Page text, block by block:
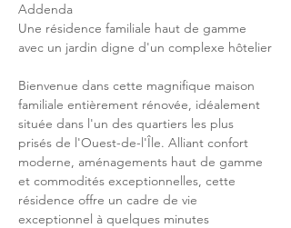
Addenda
Une résidence familiale haut de gamme
avec un jardin digne d'un complexe hôtelier
Bienvenue dans cette magnifique maison
familiale entièrement rénovée, idéalement
située dans l'un des quartiers les plus
prisés de l'Ouest-de-l'Île. Alliant confort
moderne, aménagements haut de gamme
et commodités exceptionnelles, cette
résidence offre un cadre de vie
exceptionnel à quelques minutes